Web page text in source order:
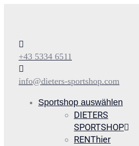
+43 5334 6511
info@dieters-sportshop.com
Sportshop auswählen
DIETERS
SPORTSHOP
RENThier